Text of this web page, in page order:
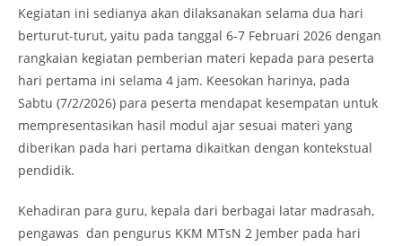
Kegiatan ini sedianya akan dilaksanakan selama dua hari
berturut-turut, yaitu pada tanggal 6-7 Februari 2026 dengan
rangkaian kegiatan pemberian materi kepada para peserta
hari pertama ini selama 4 jam. Keesokan harinya, pada
Sabtu (7/2/2026) para peserta mendapat kesempatan untuk
mempresentasikan hasil modul ajar sesuai materi yang
diberikan pada hari pertama dikaitkan dengan kontekstual
pendidik.
Kehadiran para guru, kepala dari berbagai latar madrasah,
pengawas dan pengurus KKM MTsN 2 Jember pada hari